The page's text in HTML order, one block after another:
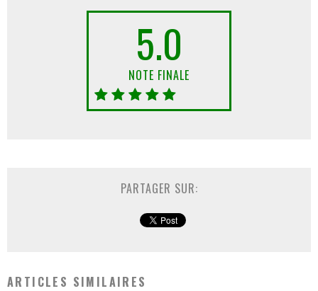
5.0
NOTE FINALE
PARTAGER SUR:
ARTICLES SIMILAIRES